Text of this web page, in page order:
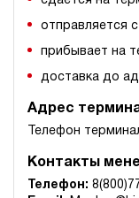
отправляется
прибывает на
доставка до
Адрес
Телефон
Контакты
Телефон: